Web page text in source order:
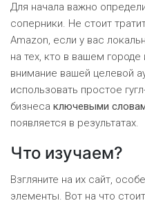
Для начала важно
соперники. Не стоит
Amazon, если у вас
на тех, кто в вашем городе
внимание вашей целевой
использовать простое
бизнеса ключевыми
появляется в результатах.
Что изучаем?
Взгляните на их сайт,
элементы. Вот на что